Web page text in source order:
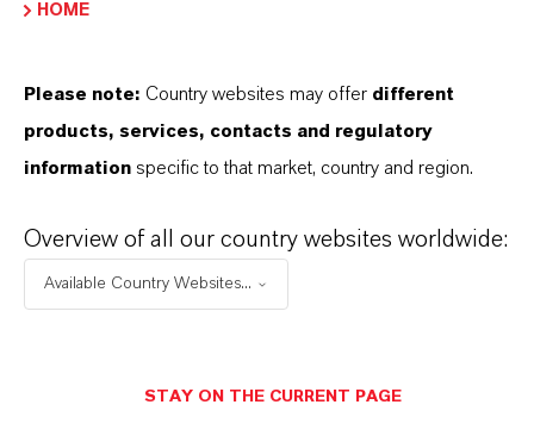
Kunden. Unsere Kunden profitieren von
und einem tiefen Verständnis ihrer Märkte. Hier
finden Sie gleich elf überzeugende Gründe, warum
LANXESS der richtige Partner für Ihr Unternehmen
IM MITTELPUNKT STEHEN SIE: UNSERE
KUNDINNEN UND KUNDEN!
Partner für Ihr Unternehmen ist
HOME
Please note: Country websites may offer different
products, services, contacts and regulatory
information specific to that market, country and region.
Overview of all our country websites worldwide:
Available Country Websites...
STAY ON THE CURRENT PAGE